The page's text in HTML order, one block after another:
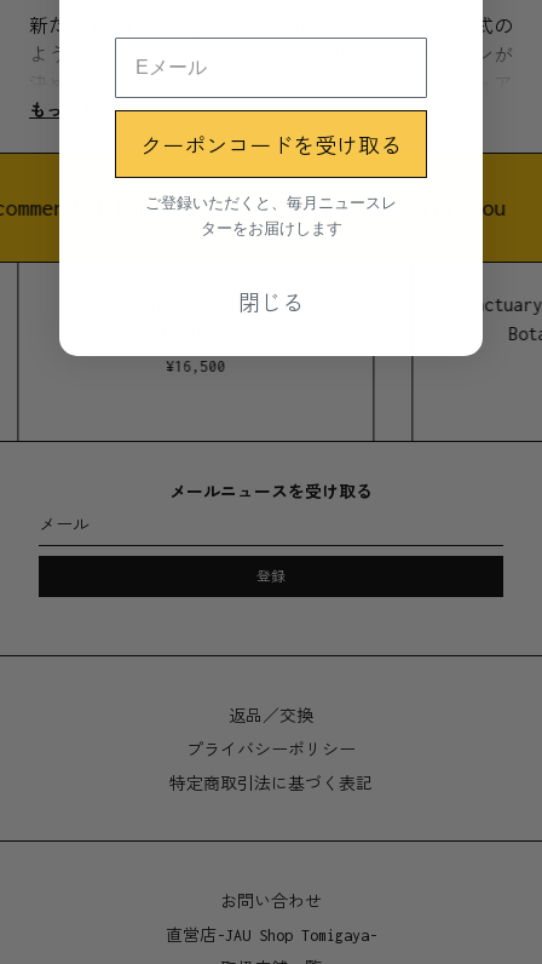
新たな形を作ることは、誰に強制されるでもない儀式の
ようなものだ。そして果てない色の探求の中でトーンが
ンスと、土を活かした元の色を調和させて作られてい
る。地平線まで響き渡り、世界を一周するような美しさ
パウダーコーティングアルミニウム
オーストラリアデザイン
2018年シンディ・リー・デイビスによるLightlyのため
素材
パウダーコートアルミニウム
サイズ
もっと見る
for you Recommended for you
Palm Springs Small - Black
¥16,500
メールニュースを受け取る
メール
登録
返品／交換
プライバシーポリシー
特定商取引法に基づく表記
お問い合わせ
直営店-JAU Shop Tomigaya-
クーポンコードを受け取る
ご登録いただくと、毎月ニュースレ
ターをお届けします
閉じる